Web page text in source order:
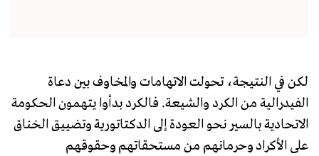
لكن في النتيجة، تحولت الاتهامات والمخاوف بين دعاة
الفيدرالية من الكرد والشيعة. فالكرد بدأوا يتهمون الحكومة
الاتحادية بالسير نحو العودة إلى الدكتاتورية وتضييق الخناق
على الأكراد وحرمانهم من مستحقاتهم وحقوقهم